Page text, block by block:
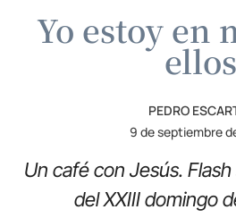
Yo estoy en
ellos
PEDRO
9 de septiembre
Un café con Jesús.
del XXIII domingo